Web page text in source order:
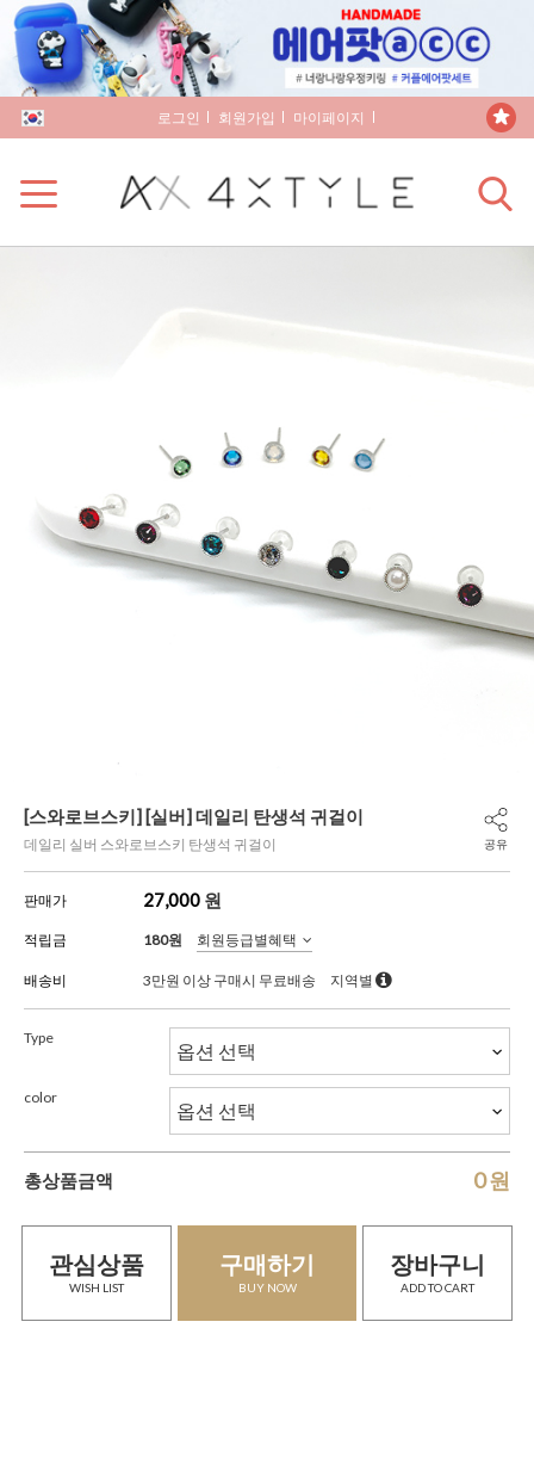
로그인 회원가입 마이페이지
[스와로브스키] [실버] 데일리 탄생석 귀걸이
데일리 실버 스와로브스키 탄생석 귀걸이 공유
판매가 27,000 원
적립금 180원 회원등급별혜택
배송비 3만원 이상 구매시 무료배송 지역별
Type
color
총상품금액 0원
관심상품
WISH LIST
구매하기
BUY NOW
장바구니
ADD TO CART